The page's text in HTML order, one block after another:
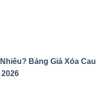
Bảng Giá Xóa Cau
2026